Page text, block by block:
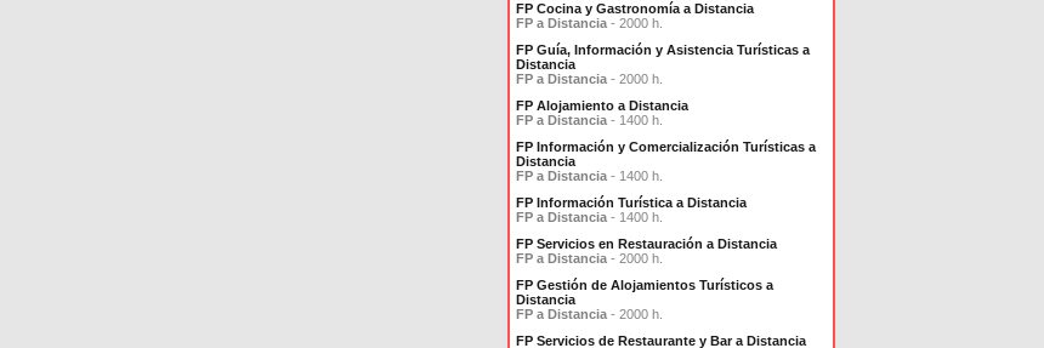
FP Cocina y Gastronomía a Distancia
FP a Distancia - 2000 h.
FP Guía, Información y Asistencia Turísticas a
Distancia
FP a Distancia - 2000 h.
FP Alojamiento a Distancia
FP a Distancia - 1400 h.
FP Información y Comercialización Turísticas a
Distancia
FP a Distancia - 1400 h.
FP Información Turística a Distancia
FP a Distancia - 1400 h.
FP Servicios en Restauración a Distancia
FP a Distancia - 2000 h.
FP Gestión de Alojamientos Turísticos a
Distancia
FP a Distancia - 2000 h.
FP Servicios de Restaurante y Bar a Distancia